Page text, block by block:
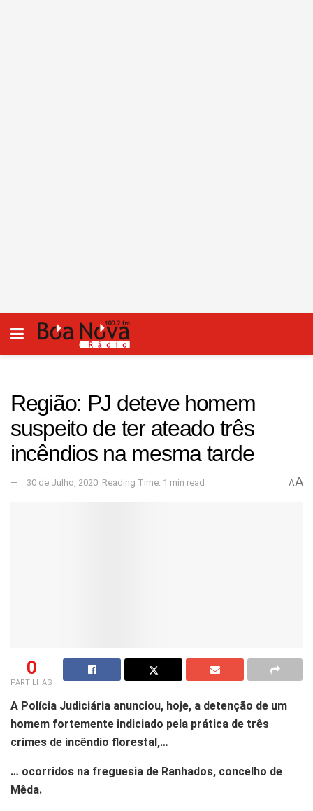
Região: PJ deteve homem
suspeito de ter ateado três
incêndios na mesma tarde
30 de Julho, 2020 Reading Time: 1 min read AA
0
PARTILHAS
A Polícia Judiciária anunciou, hoje, a detenção de um
homem fortemente indiciado pela prática de três
crimes de incêndio florestal,…
… ocorridos na freguesia de Ranhados, concelho de
Mêda.